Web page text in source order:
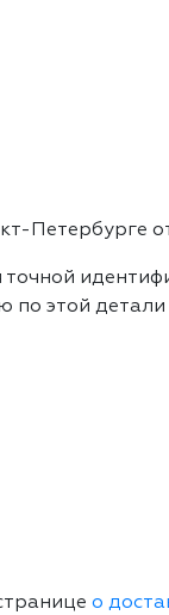
Петербурге
этой детали
о